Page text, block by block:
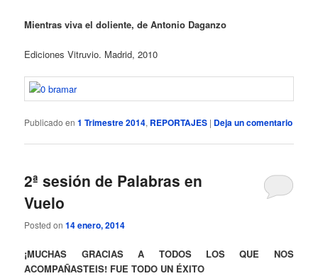
Mientras viva el doliente, de Antonio Daganzo
Ediciones Vitruvio. Madrid, 2010
Publicado en 1 Trimestre 2014, REPORTAJES | Deja un comentario
2ª sesión de Palabras en
Vuelo
Posted on14 enero, 2014
¡MUCHAS GRACIAS A TODOS LOS QUE NOS
ACOMPAÑASTEIS! FUE TODO UN ÉXITO